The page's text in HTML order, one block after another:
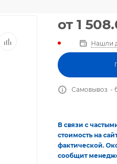
от 1
Нашли
Самовывоз -
В связи с
стоимость на
фактической.
сообщит